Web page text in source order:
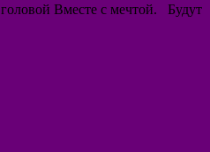
Вместе с мечтой. Будут